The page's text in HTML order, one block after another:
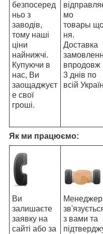
безпосеред
ньо з
заводів,
тому наші
ціни
найнижчі.
Купуючи в
нас, Ви
заощаджуєт
е свої
гроші.
мо
товары
ня.
Доставка
впродовж
3 днів по
всій
Як ми працюємо:
Ви
залишаєте
заявку на
сайті або за
Менеджер
з вами та